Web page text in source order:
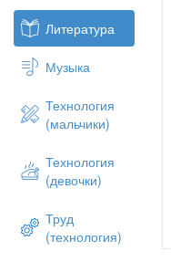
Литература
Музыка
Технология
(мальчики)
Технология
(девочки)
Труд
(технология)